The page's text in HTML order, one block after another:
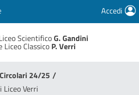
Accedi
ScientificoG. Gandini
Liceo Classico P. Verri
Circolari 24/25 /
Liceo Verri